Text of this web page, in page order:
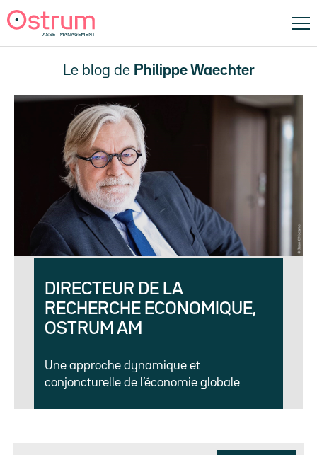
Le blog de Philippe Waechter
DIRECTEUR DE LA
RECHERCHE ECONOMIQUE,
OSTRUM AM
Une approche dynamique et
conjoncturelle de l’économie globale